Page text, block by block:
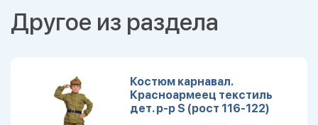
Другое из раздела
Костюм карнавал.
Красноармеец текстиль
дет. р-р S (рост 116-122)